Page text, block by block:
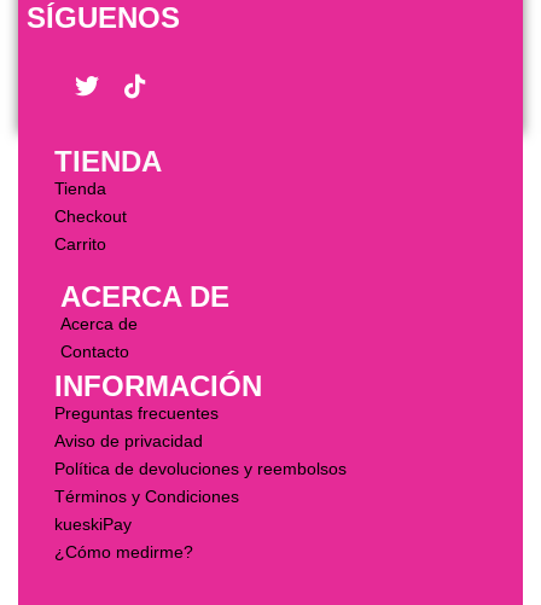
SÍGUENOS
TIENDA
Tienda
Checkout
Carrito
ACERCA DE
Acerca de
Contacto
INFORMACIÓN
Preguntas frecuentes
Aviso de privacidad
Política de devoluciones y reembolsos
Términos y Condiciones
kueskiPay
¿Cómo medirme?